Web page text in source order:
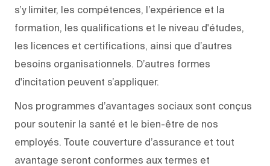
s’y limiter, les compétences, l’expérience et la
formation, les qualifications et le niveau d'études,
les licences et certifications, ainsi que d’autres
besoins organisationnels. D’autres formes
d'incitation peuvent s’appliquer.
Nos programmes d’avantages sociaux sont conçus
pour soutenir la santé et le bien-être de nos
employés. Toute couverture d’assurance et tout
avantage seront conformes aux termes et